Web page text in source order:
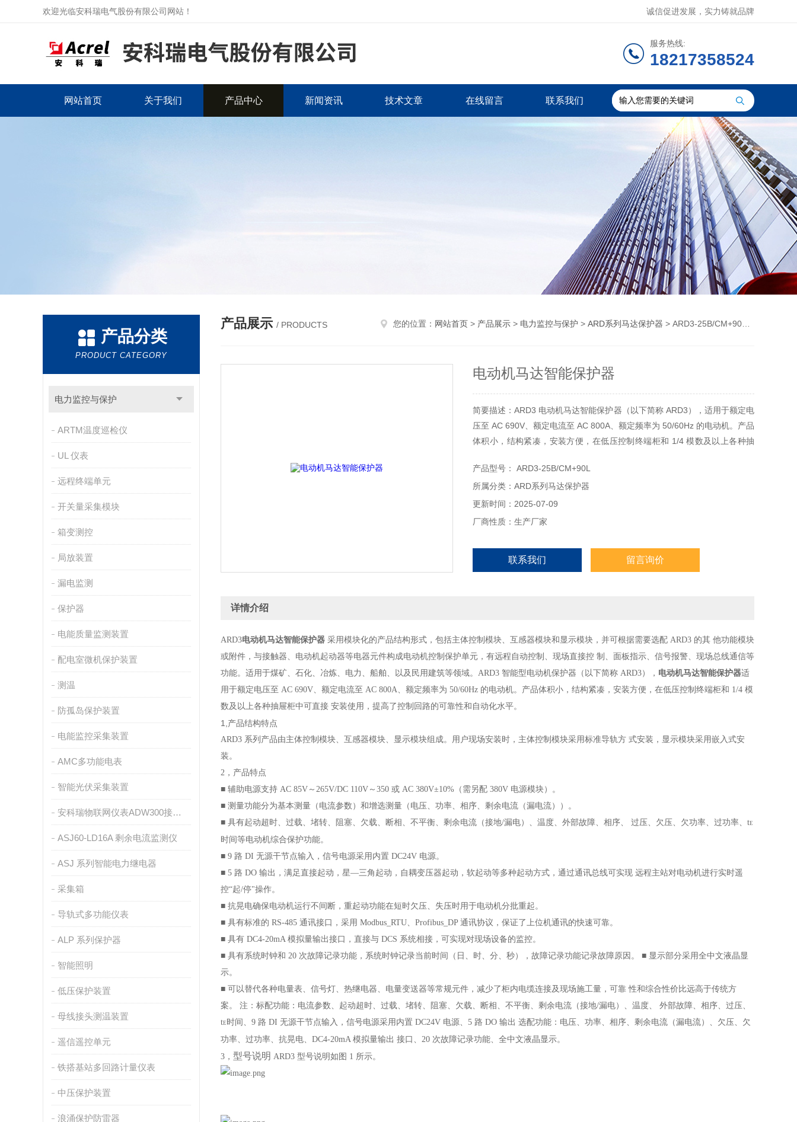
欢迎光临安科瑞电气股份有限公司网站！ 诚信促进发展，实力铸就品牌
服务热线:
18217358524
网站首页 关于我们 产品中心 新闻资讯 技术文章 在线留言 联系我们
产品分类
PRODUCT CATEGORY
电力监控与保护
ARTM温度巡检仪
UL 仪表
远程终端单元
开关量采集模块
箱变测控
局放装置
漏电监测
保护器
电能质量监测装置
配电室微机保护装置
测温
防孤岛保护装置
电能监控采集装置
AMC多功能电表
智能光伏采集装置
安科瑞物联网仪表ADW300接入ONENET平台介绍
ASJ60-LD16A 剩余电流监测仪
ASJ 系列智能电力继电器
采集箱
导轨式多功能仪表
ALP 系列保护器
智能照明
低压保护装置
母线接头测温装置
遥信遥控单元
铁搭基站多回路计量仪表
中压保护装置
浪涌保护防雷器
产品展示 / PRODUCTS 您的位置： 网站首页 > 产品展示 > 电力监控与保护 > ARD系列马达保护器 > ARD3-25B/CM+90L电动机马达智能保护器
电动机马达智能保护器
简要描述：ARD3 电动机马达智能保护器（以下简称 ARD3），适用于额定电
压至 AC 690V、额定电流至 AC 800A、额定频率为 50/60Hz 的电动机。产品
体积小，结构紧凑，安装方便，在低压控制终端柜和 1/4 模数及以上各种抽
产品型号： ARD3-25B/CM+90L
所属分类：ARD系列马达保护器
更新时间：2025-07-09
厂商性质：生产厂家
联系我们 留言询价
详情介绍
ARD3电动机马达智能保护器 采用模块化的产品结构形式，包括主体控制模块、互感器模块和显示模块，并可根据需要选配 ARD3 的其 他功能模块
或附件，与接触器、电动机起动器等电器元件构成电动机控制保护单元，有远程自动控制、现场直接控 制、面板指示、信号报警、现场总线通信等
功能。适用于煤矿、石化、冶炼、电力、船舶、以及民用建筑等领域。 ARD3 智能型电动机保护器（以下简称 ARD3）， 电动机马达智能保护器适
用于额定电压至 AC 690V、额定电流至 AC 800A、额定频率为 50/60Hz 的电动机。产品体积小，结构紧凑，安装方便，在低压控制终端柜和 1/4 模
数及以上各种抽屉柜中可直接 安装使用，提高了控制回路的可靠性和自动化水平。
1,产品结构特点
ARD3 系列产品由主体控制模块、互感器模块、显示模块组成。用户现场安装时，主体控制模块采用标准导轨方 式安装，显示模块采用嵌入式安
装。
2，产品特点
■ 辅助电源支持 AC 85V～265V/DC 110V～350 或 AC 380V±10%（需另配 380V 电源模块）。
■ 测量功能分为基本测量（电流参数）和增选测量（电压、功率、相序、剩余电流（漏电流））。
■ 具有起动超时、过载、堵转、阻塞、欠载、断相、不平衡、剩余电流（接地/漏电）、温度、外部故障、相序、 过压、欠压、欠功率、过功率、tE
时间等电动机综合保护功能。
■ 9 路 DI 无源干节点输入，信号电源采用内置 DC24V 电源。
■ 5 路 DO 输出，满足直接起动，星—三角起动，自耦变压器起动，软起动等多种起动方式，通过通讯总线可实现 远程主站对电动机进行实时遥
控“起/停"操作。
■ 抗晃电确保电动机运行不间断，重起动功能在短时欠压、失压时用于电动机分批重起。
■ 具有标准的 RS-485 通讯接口，采用 Modbus_RTU、Profibus_DP 通讯协议，保证了上位机通讯的快速可靠。
■ 具有 DC4-20mA 模拟量输出接口，直接与 DCS 系统相接，可实现对现场设备的监控。
■ 具有系统时钟和 20 次故障记录功能，系统时钟记录当前时间（日、时、分、秒），故障记录功能记录故障原因。 ■ 显示部分采用全中文液晶显
示。
■ 可以替代各种电量表、信号灯、热继电器、电量变送器等常规元件，减少了柜内电缆连接及现场施工量，可靠性和综合性价比远高于传统方
案。 注：标配功能：电流参数、起动超时、过载、堵转、阻塞、欠载、断相、不平衡、剩余电流（接地/漏电）、温度、 外部故障、相序、过压、
tE 时间、9 路 DI 无源干节点输入，信号电源采用内置 DC24V 电源、5 路 DO 输出 选配功能：电压、功率、相序、剩余电流（漏电流）、欠压、欠
功率、过功率、抗晃电、DC4-20mA 模拟量输出 接口、20 次故障记录功能、全中文液晶显示。
3， 型号说明 ARD3 型号说明如图 1 所示。